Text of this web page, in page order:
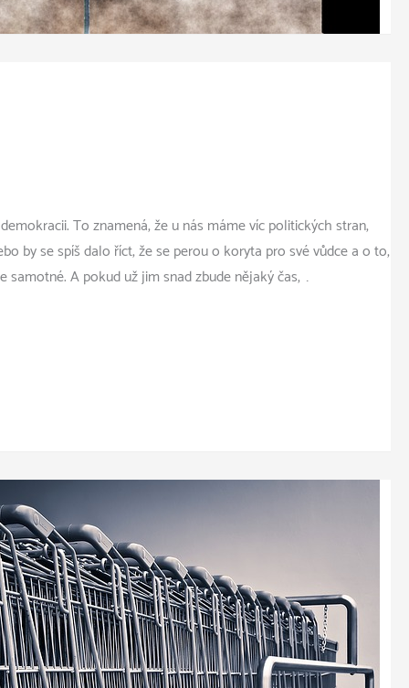
To znamená, že u nás máme víc politických stran,
by se spíš dalo říct, že se perou o koryta pro své vůdce a o to,
samotné. A pokud už jim snad zbude nějaký čas, …